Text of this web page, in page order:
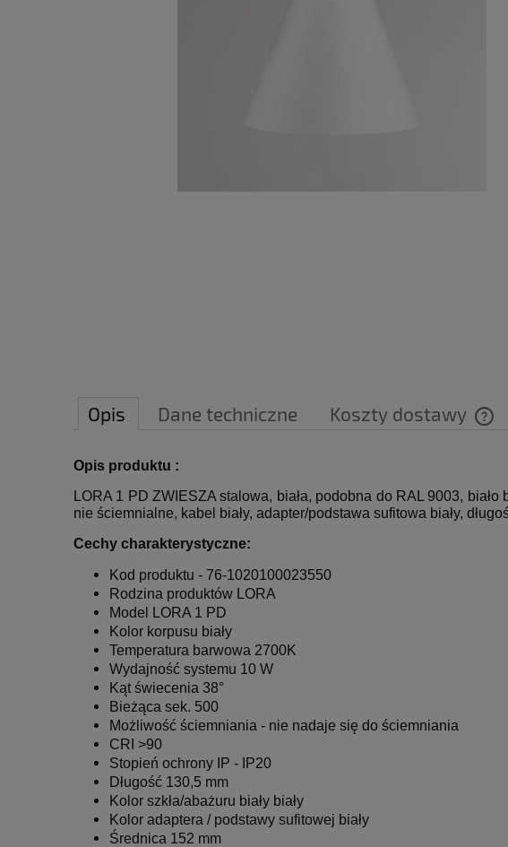
Opis Dane techniczne Koszty dostawy
Opis produktu :
LORA 1 PD ZWIESZA stalowa, biała, podobna do RAL 9003,
nie ściemnialne, kabel biały, adapter/podstawa sufitowa biały,
Cechy charakterystyczne:
Kod produktu - 76-1020100023550
Rodzina produktów LORA
Model LORA 1 PD
Kolor korpusu biały
Temperatura barwowa 2700K
Wydajność systemu 10 W
Kąt świecenia 38°
Bieżąca sek. 500
Możliwość ściemniania - nie nadaje się do ściemniania
CRI >90
Stopień ochrony IP - IP20
Długość 130,5 mm
Kolor szkła/abażuru biały biały
Kolor adaptera / podstawy sufitowej biały
Średnica 152 mm